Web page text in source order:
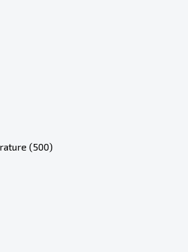
(500)